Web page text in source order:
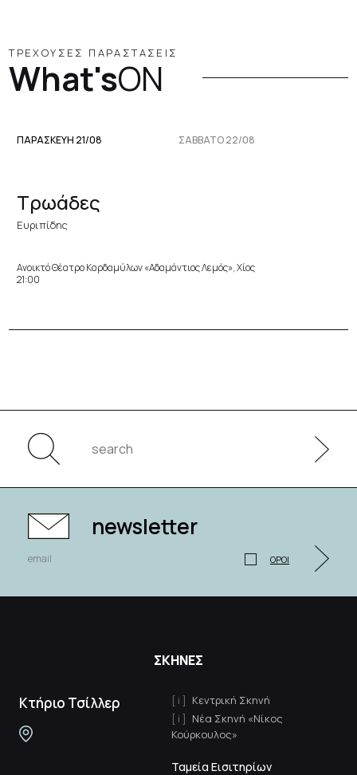
ΤΡΕΧΟΥΣΕΣ ΠΑΡΑΣΤΑΣΕΙΣ
What'sON
ΠΑΡΑΣΚΕΥΉ 21/08 ΣΆΒΒΑΤΟ 22/08
Τρωάδες
Ευριπίδης
Ανοικτό Θέατρο Καρδαμύλων «Αδαμάντιος Λεμός», Χίος
21:00
newsletter
ΟΡΟΙ
ΣΚΗΝΕΣ
Κτήριο Τσίλλερ
Κεντρική Σκηνή
Νέα Σκηνή «Νίκος
Κούρκουλος»
Ταμεία Εισιτηρίων